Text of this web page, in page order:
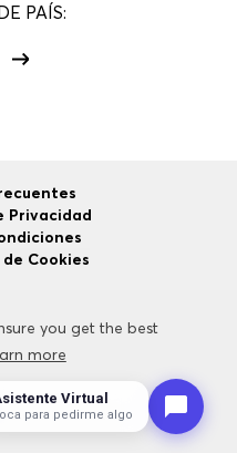
you get the best
more
Cookie Preferences
you get the best
more
Cookie Preferences
PAÍS:
Privacidad
Cookies
Derechos Reservados.
Virtual
para pedirme algo